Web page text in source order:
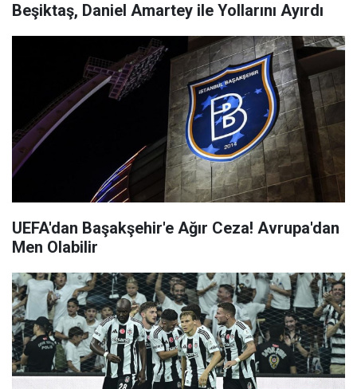
Beşiktaş, Daniel Amartey ile Yollarını Ayırdı
UEFA'dan Başakşehir'e Ağır Ceza! Avrupa'dan
Men Olabilir